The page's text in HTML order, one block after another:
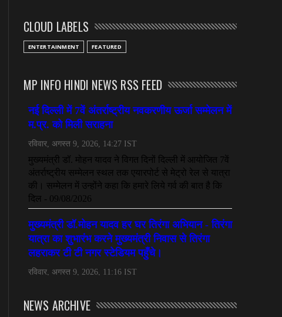
CLOUD LABELS
ENTERTAINMENT FEATURED
MP INFO HINDI NEWS RSS FEED
NEWS ARCHIVE